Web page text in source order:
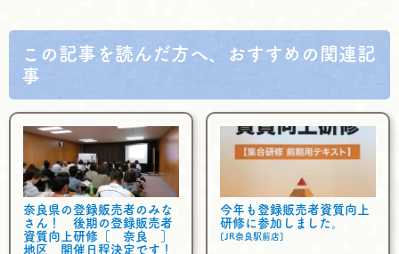
e
b
o
t
t
r
e
この記事を読んだ方へ、おすすめの関連記
事
奈良県の登録販売者のみな
さん！ 後期の登録販売者
資質向上研修［ 奈良 ］
地区 開催日程決定です！
今年も登録販売者資質向上
研修に参加しました。
[JR奈良駅前店]